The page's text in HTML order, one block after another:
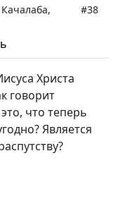
#38
#36
Христа
говорит
что теперь
Является